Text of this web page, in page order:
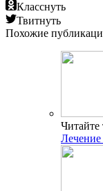
Класснуть
Твитнуть
Похожие
Читайте
Лечение